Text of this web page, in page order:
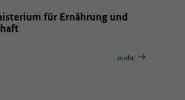
für Ernährung und
mehr